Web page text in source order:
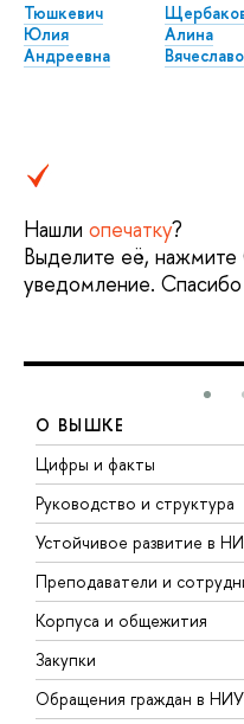
Тюшкевич
Юлия
Андреевна
Алина
Нашли опечатку?
Выделите её, нажмите
уведомление. Спасибо
О ВЫШКЕ
Цифры и факты
Руководство и структура
Устойчивое развитие в
Преподаватели и
Корпуса и общежития
Закупки
Обращения граждан в